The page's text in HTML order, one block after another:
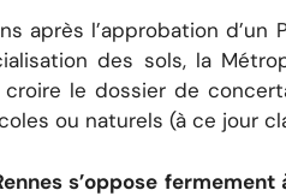
après l’approbation d’un
des sols, la
le dossier de
ou naturels (à ce jour
s’oppose